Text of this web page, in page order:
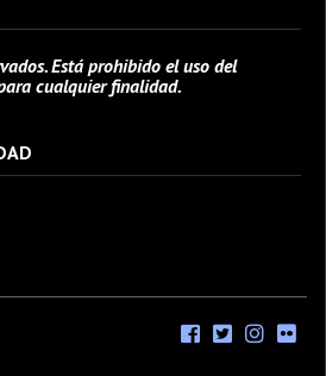
Está prohibido el uso del
cualquier finalidad.